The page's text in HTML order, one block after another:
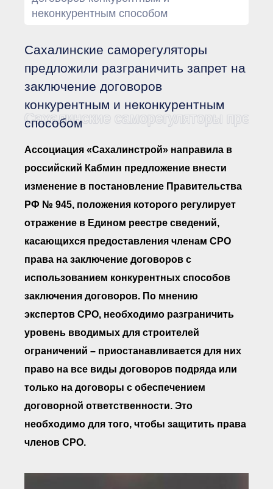
● Организационные
● Сбор предложений во
внутренние документы
Финансовая отчетность
Компенсационный фонд
Реестры Ассоциации
● Реестр членов
Ассоциации
● Реестр членов
Ассоциации,
строительный контроль
● Реестр членов
объединения
работодателей
Ассоциации —
заказчиков
● Реестр членов
ООТСУО
имеющих строительные
лаборатории
Политика информационной
открытости
Орган надзора
Охрана труда
неконкурентным способом
Сахалинские саморегуляторы
предложили разграничить запрет на
заключение договоров
конкурентным и неконкурентным
способом
Сахалинские саморегуляторы
Ассоциация «Сахалинстрой» направила в
российский Кабмин предложение внести
изменение в постановление Правительства
РФ № 945, положения которого регулирует
отражение в Едином реестре сведений,
касающихся предоставления членам СРО
права на заключение договоров с
использованием конкурентных способов
заключения договоров. По мнению
экспертов СРО, необходимо разграничить
уровень вводимых для строителей
ограничений – приостанавливается для них
право на все виды договоров подряда или
только на договоры с обеспечением
договорной ответственности. Это
необходимо для того, чтобы защитить права
членов СРО.